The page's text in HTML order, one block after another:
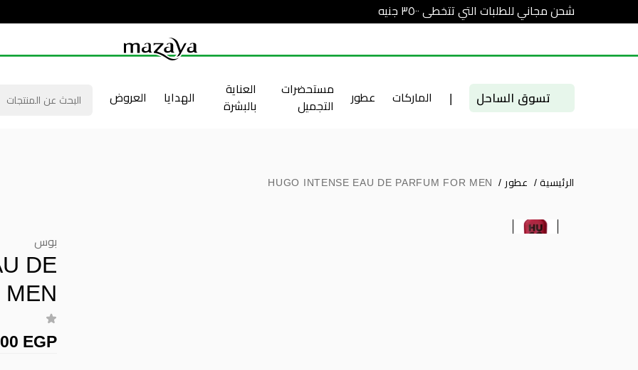
شحن مجاني للطلبات التي تتخطى ٣٥٠٠ جنيه
تسوق الساحل | الماركات عطور
مستحضرات
التجميل
العناية
بالبشرة
الهدايا العروض
الرئيسية / عطور /
HUGO INTENSE EAU DE PARFUM FOR MEN
بوس
DE
EGP